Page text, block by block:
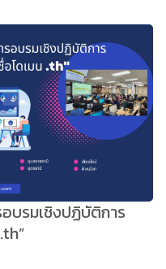
บรมเชิงปฏิบัติการ